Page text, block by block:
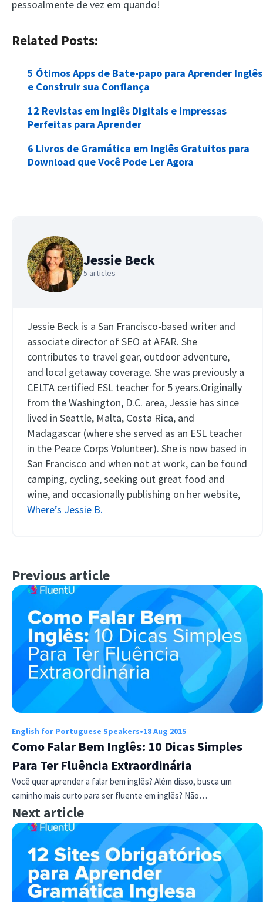
pessoalmente de vez em quando!
Related Posts:
5 Ótimos Apps de Bate-papo para Aprender Inglês
e Construir sua Confiança
12 Revistas em Inglês Digitais e Impressas
Perfeitas para Aprender
6 Livros de Gramática em Inglês Gratuitos para
Download que Você Pode Ler Agora
Jessie Beck
5 articles
Jessie Beck is a San Francisco-based writer and
associate director of SEO at AFAR. She
contributes to travel gear, outdoor adventure,
and local getaway coverage. She was previously a
CELTA certified ESL teacher for 5 years.Originally
from the Washington, D.C. area, Jessie has since
lived in Seattle, Malta, Costa Rica, and
Madagascar (where she served as an ESL teacher
in the Peace Corps Volunteer). She is now based in
San Francisco and when not at work, can be found
camping, cycling, seeking out great food and
wine, and occasionally publishing on her website,
Where’s Jessie B.
Previous article
English for Portuguese Speakers•18 Aug 2015
Como Falar Bem Inglês: 10 Dicas Simples
Para Ter Fluência Extraordinária
Você quer aprender a falar bem inglês? Além disso, busca um
caminho mais curto para ser fluente em inglês? Não…
Next article